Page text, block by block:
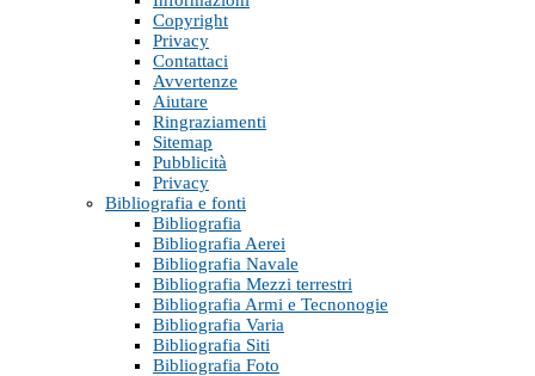
Copyright
Privacy
Contattaci
Avvertenze
Aiutare
Ringraziamenti
Sitemap
Pubblicità
Privacy
Bibliografia e fonti
Bibliografia
Bibliografia Aerei
Bibliografia Navale
Bibliografia Mezzi terrestri
Bibliografia Armi e Tecnonogie
Bibliografia Varia
Bibliografia Siti
Bibliografia Foto